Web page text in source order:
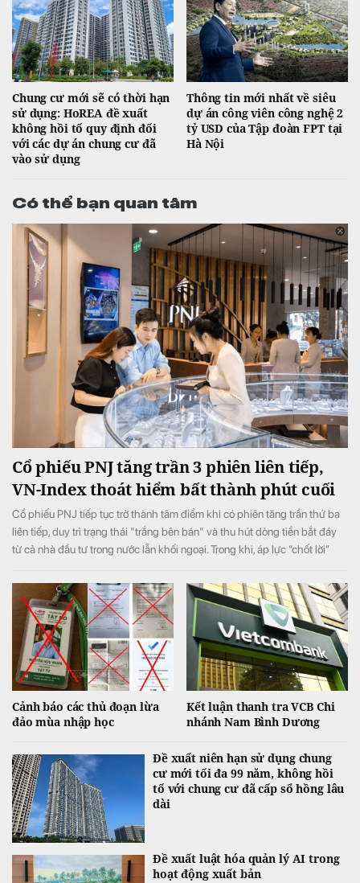
Chung cư mới sẽ có thời hạn
sử dụng: HoREA đề xuất
không hồi tố quy định đối
với các dự án chung cư đã
vào sử dụng
Thông tin mới nhất về siêu
dự án công viên công nghệ 2
tỷ USD của Tập đoàn FPT tại
Hà Nội
Có thể bạn quan tâm
Cổ phiếu PNJ tăng trần 3 phiên liên tiếp,
VN-Index thoát hiểm bất thành phút cuối
Cổ phiếu PNJ tiếp tục trở thành tâm điểm khi có phiên tăng trần thứ ba
liên tiếp, duy trì trạng thái "trắng bên bán" và thu hút dòng tiền bắt đáy
từ cả nhà đầu tư trong nước lẫn khối ngoại. Trong khi, áp lực “chốt lời”
Cảnh báo các thủ đoạn lừa
đảo mùa nhập học
Kết luận thanh tra VCB Chi
nhánh Nam Bình Dương
Đề xuất niên hạn sử dụng chung
cư mới tối đa 99 năm, không hồi
tố với chung cư đã cấp sổ hồng lâu
dài
Đề xuất luật hóa quản lý AI trong
hoạt động xuất bản